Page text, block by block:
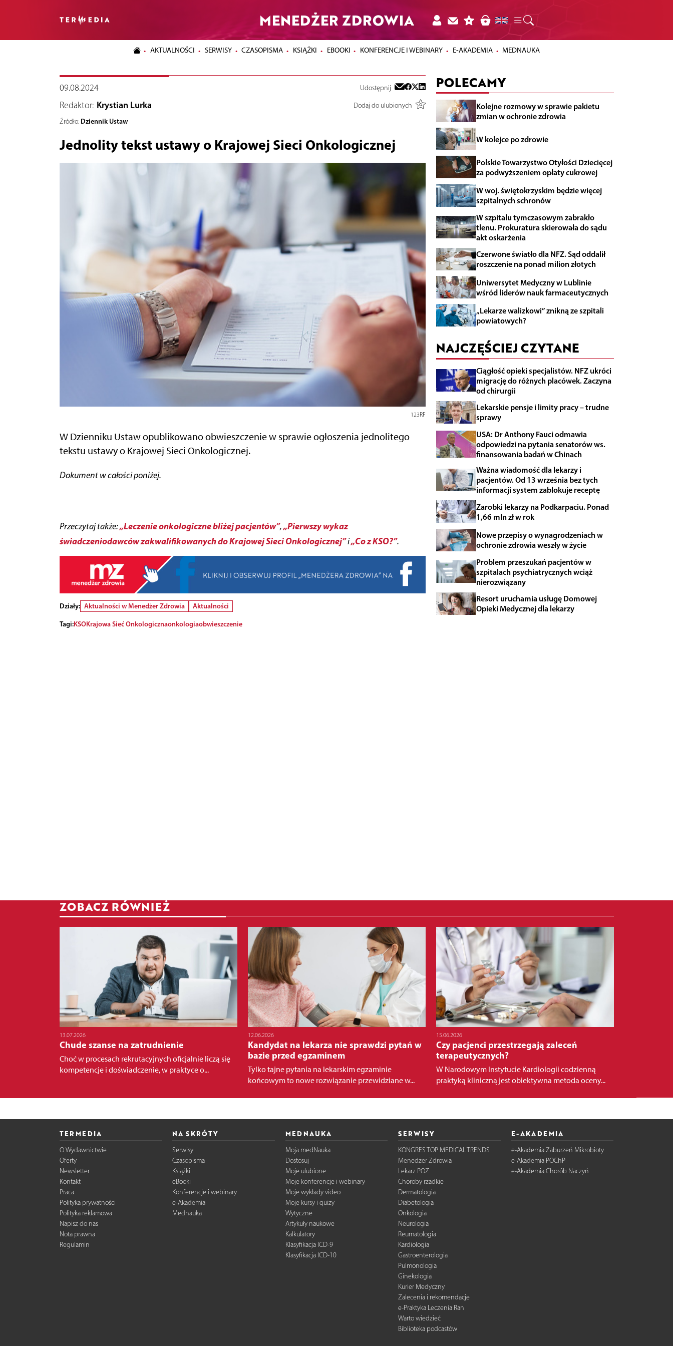
MENEDŻER ZDROWIA
AKTUALNOŚCI SERWISY CZASOPISMA KSIĄŻKI EBOOKI KONFERENCJE I WEBINARY E-AKADEMIA MEDNAUKA
09.08.2024 Udostępnij
Redaktor: Krystian Lurka
Dodaj do ulubionych
Źródło: Dziennik Ustaw
Jednolity tekst ustawy o Krajowej Sieci Onkologicznej
123RF
W Dzienniku Ustaw opublikowano obwieszczenie w sprawie ogłoszenia jednolitego
tekstu ustawy o Krajowej Sieci Onkologicznej.
Dokument w całości poniżej.
Przeczytaj także:„Leczenie onkologiczne bliżej pacjentów”,„Pierwszy wykaz
świadczeniodawców zakwalifikowanych do Krajowej Sieci Onkologicznej”i„Co z KSO?”.
Działy: Aktualności w Menedżer Zdrowia
Aktualności
Tagi:KSOKrajowa Sieć Onkologicznaonkologiaobwieszczenie
POLECAMY
Kolejne rozmowy w sprawie pakietu
zmian w ochronie zdrowia
W kolejce po zdrowie
Polskie Towarzystwo Otyłości Dziecięcej
za podwyższeniem opłaty cukrowej
W woj. świętokrzyskim będzie więcej
szpitalnych schronów
W szpitalu tymczasowym zabrakło
tlenu. Prokuratura skierowała do sądu
akt oskarżenia
Czerwone światło dla NFZ. Sąd oddalił
roszczenie na ponad milion złotych
Uniwersytet Medyczny w Lublinie
wśród liderów nauk farmaceutycznych
„Lekarze walizkowi” znikną ze szpitali
powiatowych?
NAJCZĘŚCIEJ CZYTANE
Ciągłość opieki specjalistów. NFZ ukróci
migrację do różnych placówek. Zaczyna
od chirurgii
Lekarskie pensje i limity pracy – trudne
sprawy
USA: Dr Anthony Fauci odmawia
odpowiedzi na pytania senatorów ws.
finansowania badań w Chinach
Ważna wiadomość dla lekarzy i
pacjentów. Od 13 września bez tych
informacji system zablokuje receptę
Zarobki lekarzy na Podkarpaciu. Ponad
1,66 mln zł w rok
Nowe przepisy o wynagrodzeniach w
ochronie zdrowia weszły w życie
Problem przeszukań pacjentów w
szpitalach psychiatrycznych wciąż
nierozwiązany
Resort uruchamia usługę Domowej
Opieki Medycznej dla lekarzy
ZOBACZ RÓWNIEŻ
13.07.2026
Chude szanse na zatrudnienie
Choć w procesach rekrutacyjnych oficjalnie liczą się
kompetencje i doświadczenie, w praktyce o...
12.06.2026
Kandydat na lekarza nie sprawdzi pytań w
bazie przed egzaminem
Tylko tajne pytania na lekarskim egzaminie
końcowym to nowe rozwiązanie przewidziane w...
15.06.2026
Czy pacjenci przestrzegają zaleceń
terapeutycznych?
W Narodowym Instytucie Kardiologii codzienną
praktyką kliniczną jest obiektywna metoda oceny...
TERMEDIA
O Wydawnictwie
Oferty
Newsletter
Kontakt
Praca
Polityka prywatności
Polityka reklamowa
Napisz do nas
Nota prawna
Regulamin
NA SKRÓTY
Serwisy
Czasopisma
Książki
eBooki
Konferencje i webinary
e-Akademia
Mednauka
MEDNAUKA
Moja medNauka
Dostosuj
Moje ulubione
Moje konferencje i webinary
Moje wykłady video
Moje kursy i quizy
Wytyczne
Artykuły naukowe
Kalkulatory
Klasyfikacja ICD-9
Klasyfikacja ICD-10
SERWISY
KONGRES TOP MEDICAL TRENDS
Menedżer Zdrowia
Lekarz POZ
Choroby rzadkie
Dermatologia
Diabetologia
Onkologia
Neurologia
Reumatologia
Kardiologia
Gastroenterologia
Pulmonologia
Ginekologia
Kurier Medyczny
Zalecenia i rekomendacje
e-Praktyka Leczenia Ran
Warto wiedzieć
Biblioteka podcastów
E-AKADEMIA
e-Akademia Zaburzeń Mikrobioty
e-Akademia POChP
e-Akademia Chorób Naczyń